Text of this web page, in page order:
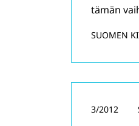
tämän
SUOMEN
3/2012